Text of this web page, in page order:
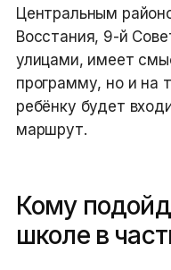
Центральным
Восстания, 9-й
улицами, имеет
программу, но и на
ребёнку будет
маршрут.
Кому
школе в